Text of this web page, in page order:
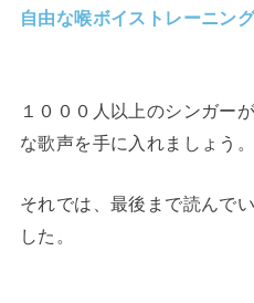
自由な喉ボイストレーニン
１０００人以上のシンガー
な歌声を手に入れましょう。
それでは、最後まで読んで
した。